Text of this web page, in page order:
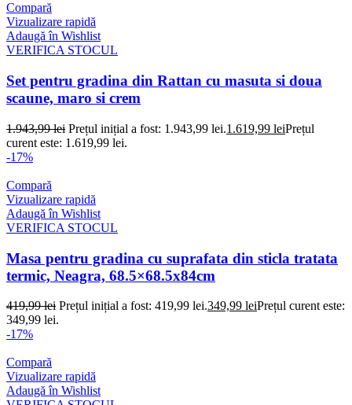
Compară
Vizualizare rapidă
Adaugă în Wishlist
VERIFICA STOCUL
Set pentru gradina din Rattan cu masuta si doua
scaune, maro si crem
1.943,99lei Prețul inițial a fost: 1.943,99 lei.1.619,99 leiPrețul
curent este: 1.619,99 lei.
-17%
Compară
Vizualizare rapidă
Adaugă în Wishlist
VERIFICA STOCUL
Masa pentru gradina cu suprafata din sticla tratata
termic, Neagra, 68.5×68.5x84cm
419,99lei Prețul inițial a fost: 419,99 lei.349,99 leiPrețul curent este:
349,99 lei.
-17%
Compară
Vizualizare rapidă
Adaugă în Wishlist